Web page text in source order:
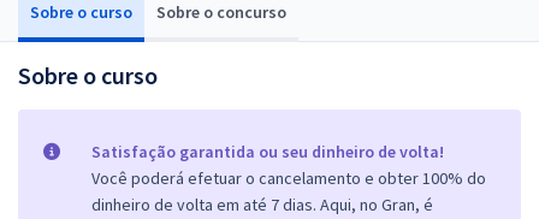
Sobre o curso Sobre o concurso
Sobre o curso
Satisfação garantida ou seu dinheiro de volta!
Você poderá efetuar o cancelamento e obter 100% do
dinheiro de volta em até 7 dias. Aqui, no Gran, é